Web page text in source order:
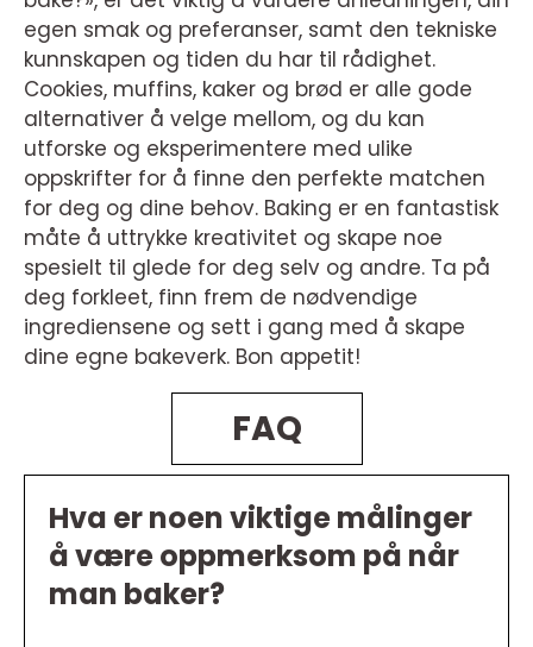
egen smak og preferanser, samt den tekniske
kunnskapen og tiden du har til rådighet.
Cookies, muffins, kaker og brød er alle gode
alternativer å velge mellom, og du kan
utforske og eksperimentere med ulike
oppskrifter for å finne den perfekte matchen
for deg og dine behov. Baking er en fantastisk
måte å uttrykke kreativitet og skape noe
spesielt til glede for deg selv og andre. Ta på
deg forkleet, finn frem de nødvendige
ingrediensene og sett i gang med å skape
dine egne bakeverk. Bon appetit!
FAQ
Hva er noen viktige målinger
å være oppmerksom på når
man baker?